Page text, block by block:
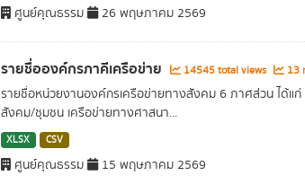
ศูนย์คุณธรรม 26 พฤษภาคม 2569
รายชื่อองค์กรภาคีเครือข่าย 14545 total views 13
รายชื่อหน่วยงานองค์กรเครือข่ายทางสังคม 6 ภาศส่วน ได้แ
สังคม/ชุมชน เครือข่ายทางศาสนา...
XLSX CSV
ศูนย์คุณธรรม 15 พฤษภาคม 2569